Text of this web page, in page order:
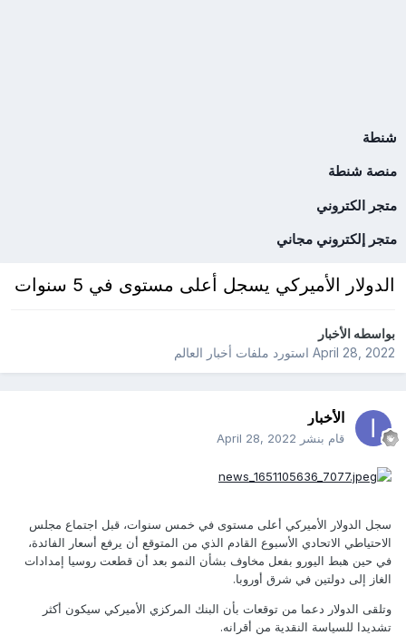
شنطة
منصة شنطة
متجر الكتروني
متجر إلكتروني مجاني
الدولار الأميركي يسجل أعلى مستوى في 5 سنوات
بواسطهالأخبار
April 28, 2022استورد ملفات أخبار العالم
الأخبار
قام بنشر April 28, 2022
سجل الدولار الأميركي أعلى مستوى في خمس سنوات، قبل اجتماع مجلس
الاحتياطي الاتحادي الأسبوع القادم الذي من المتوقع أن يرفع أسعار الفائدة،
في حين هبط اليورو بفعل مخاوف بشأن النمو بعد أن قطعت روسيا إمدادات
الغاز إلى دولتين في شرق أوروبا.
وتلقى الدولار دعما من توقعات بأن البنك المركزي الأميركي سيكون أكثر
تشديدا للسياسة النقدية من أقرانه.